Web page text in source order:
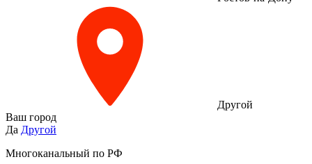
Другой
Ваш город
Да Другой
Многоканальный по РФ